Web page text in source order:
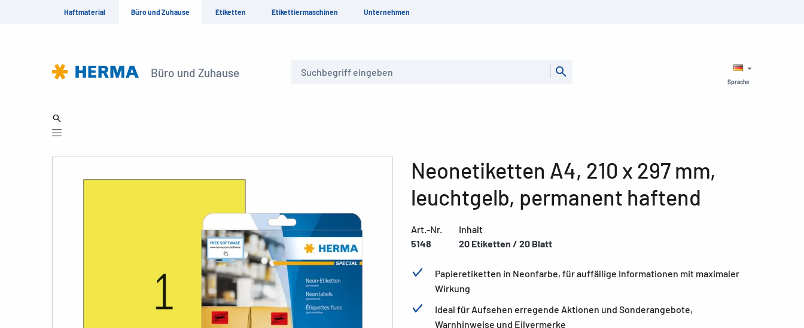
Haftmaterial Büro und Zuhause Etiketten Etikettiermaschinen Unternehmen
Büro und Zuhause
Sprache
Neonetiketten A4, 210 x 297 mm,
leuchtgelb, permanent haftend
Art.-Nr.
5148
Inhalt
20 Etiketten / 20 Blatt
Papieretiketten in Neonfarbe, für auffällige Informationen mit maximaler
Wirkung
Ideal für Aufsehen erregende Aktionen und Sonderangebote,
Warnhinweise und Eilvermerke